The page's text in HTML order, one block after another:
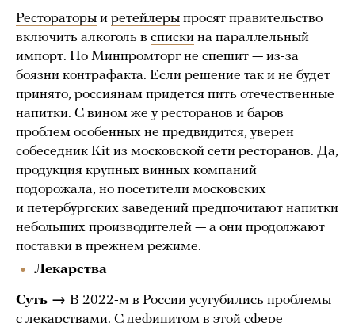
Рестораторы и ретейлеры просят правительство
включить алкоголь в списки на параллельный
импорт. Но Минпромторг не спешит — из-за
боязни контрафакта. Если решение так и не будет
принято, россиянам придется пить отечественные
напитки. С вином же у ресторанов и баров
проблем особенных не предвидится, уверен
собеседник Kit из московской сети ресторанов. Да,
продукция крупных винных компаний
подорожала, но посетители московских
и петербургских заведений предпочитают напитки
небольших производителей — а они продолжают
поставки в прежнем режиме.
Лекарства
Суть → В 2022-м в России усугубились проблемы
с лекарствами. С дефицитом в этой сфере